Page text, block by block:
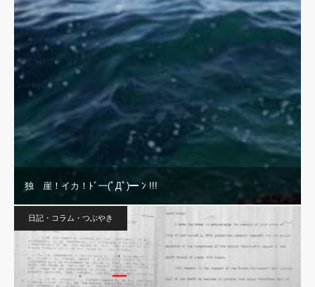
独 崖！イカ！ﾄﾞ━(ﾟДﾟ)━ ﾝ !!!
日記・コラム・つぶやき